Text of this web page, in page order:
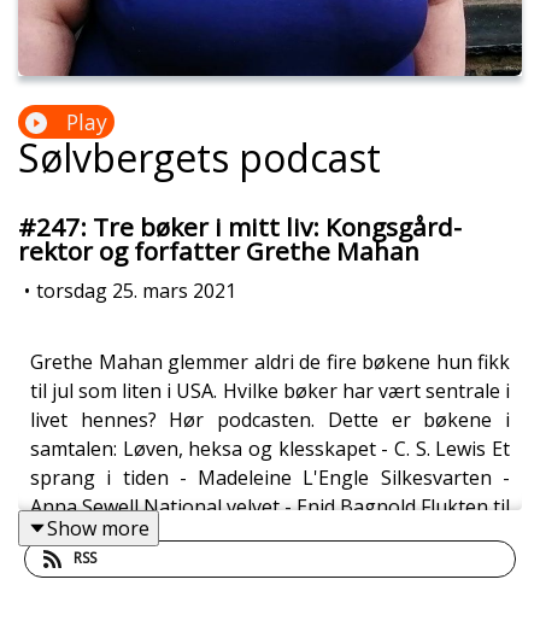
Play
Sølvbergets podcast
#247: Tre bøker i mitt liv: Kongsgård-
rektor og forfatter Grethe Mahan
• torsdag 25. mars 2021
Grethe Mahan glemmer aldri de fire bøkene hun fikk
til jul som liten i USA. Hvilke bøker har vært sentrale i
livet hennes? Hør podcasten. Dette er bøkene i
samtalen: Løven, heksa og klesskapet - C. S. Lewis Et
sprang i tiden - Madeleine L'Engle Silkesvarten -
Anna Sewell National velvet - Enid Bagnold Flukten til
Watership - Richard Adams Alt lyset vi ikke ser -
Anthony Doerr Krystallslottet - Jeannette Walls Noe
Show more
RSS